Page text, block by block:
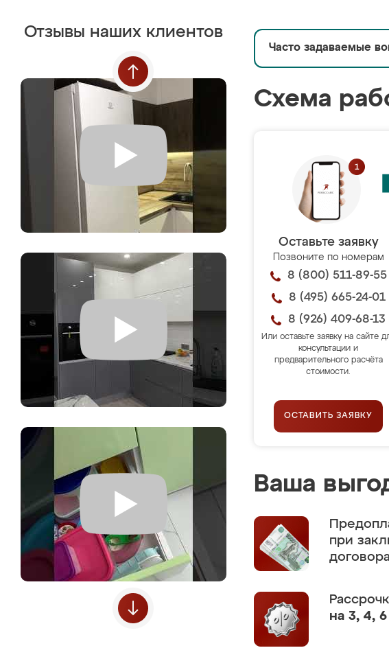
Отзывы наших клиентов
Часто задаваемые
Схема
Оставьте заявку
Позвоните по номерам
8 (800) 511-89-55
8 (495) 665-24-01
8 (926) 409-68-13
Или оставьте заявку на сайте
консультации и
предварительного расчёта
стоимости.
ОСТАВИТЬ ЗАЯВКУ
Ваша
при
договора
на 3, 4,